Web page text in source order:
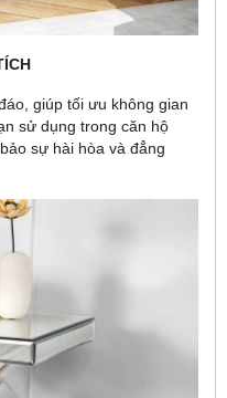
giúp tối ưu không gian
sử dụng trong căn hộ
sự hài hòa và đẳng